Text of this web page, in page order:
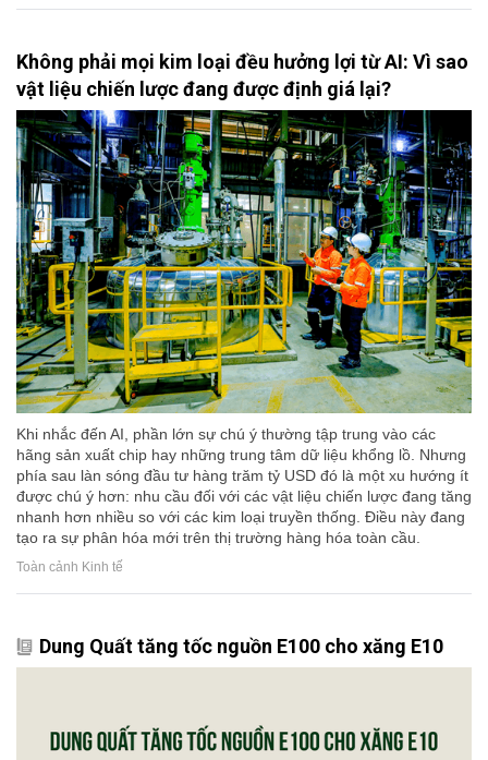
Không phải mọi kim loại đều hưởng lợi từ AI: Vì sao
vật liệu chiến lược đang được định giá lại?
Khi nhắc đến AI, phần lớn sự chú ý thường tập trung vào các
hãng sản xuất chip hay những trung tâm dữ liệu khổng lồ. Nhưng
phía sau làn sóng đầu tư hàng trăm tỷ USD đó là một xu hướng ít
được chú ý hơn: nhu cầu đối với các vật liệu chiến lược đang tăng
nhanh hơn nhiều so với các kim loại truyền thống. Điều này đang
tạo ra sự phân hóa mới trên thị trường hàng hóa toàn cầu.
Toàn cảnh Kinh tế
Dung Quất tăng tốc nguồn E100 cho xăng E10